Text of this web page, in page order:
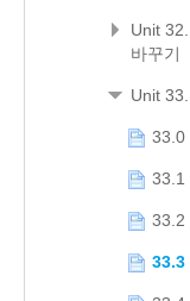
Unit
바꾸기
Unit
33.0
33.1
33.2
33.3